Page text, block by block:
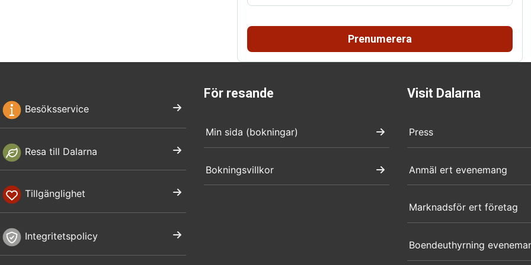
Prenumerera
Besöksservice
Resa till Dalarna
Tillgänglighet
Integritetspolicy
För resande
Min sida (bokningar)
Bokningsvillkor
Visit Dalarna
Press
Anmäl ert evenemang
Marknadsför ert företag
Boendeuthyrning